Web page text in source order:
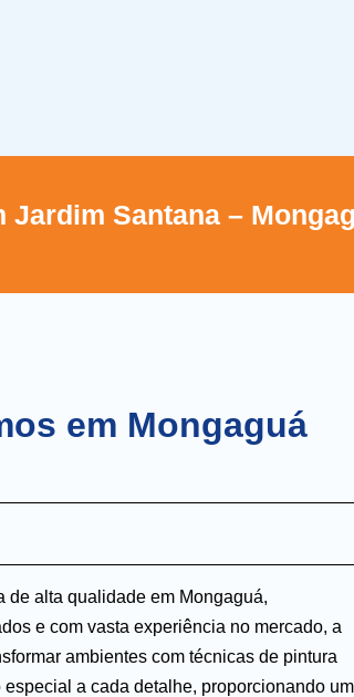
Santana –
em Mongaguá
de alta qualidade em Mongaguá,
e com vasta experiência no mercado, a
ambientes com técnicas de pintura
a cada detalhe, proporcionando um